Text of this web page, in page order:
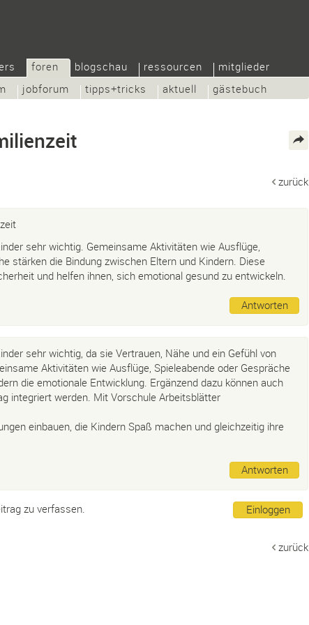
foren
jobforum tipps+tricks aktuell gästebuch
blogschau ressourcen mitglieder
zurück
sehr wichtig. Gemeinsame Aktivitäten wie Ausflüge,
stärken die Bindung zwischen Eltern und Kindern. Diese
und helfen ihnen, sich emotional gesund zu entwickeln.
Antworten
sehr wichtig, da sie Vertrauen, Nähe und ein Gefühl von
Aktivitäten wie Ausflüge, Spieleabende oder Gespräche
die emotionale Entwicklung. Ergänzend dazu können auch
integriert werden. Mit Vorschule Arbeitsblätter
einbauen, die Kindern Spaß machen und gleichzeitig ihre
Antworten
Einloggen
zu verfassen.
zurück